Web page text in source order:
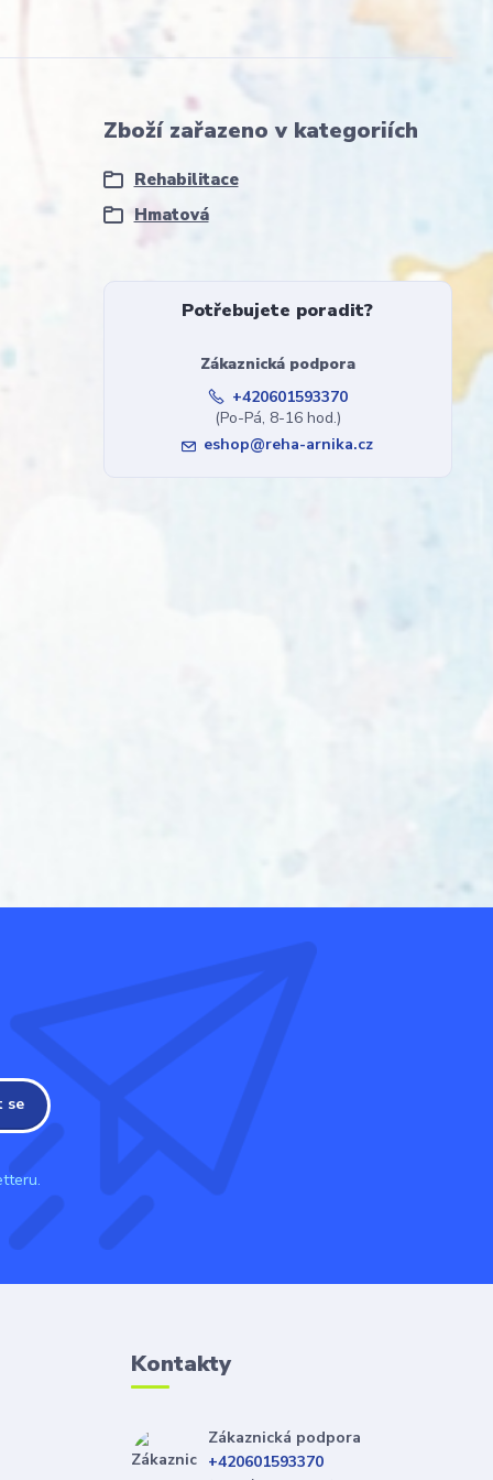
Zboží zařazeno v kategoriích
Rehabilitace
Hmatová
Potřebujete poradit?
Zákaznická podpora
+420601593370
(Po-Pá, 8-16 hod.)
eshop@reha-arnika.cz
se
Kontakty
Zákaznická podpora
+420601593370